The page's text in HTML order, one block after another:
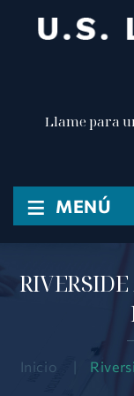
Llame para
≡ MENÚ
Inicio